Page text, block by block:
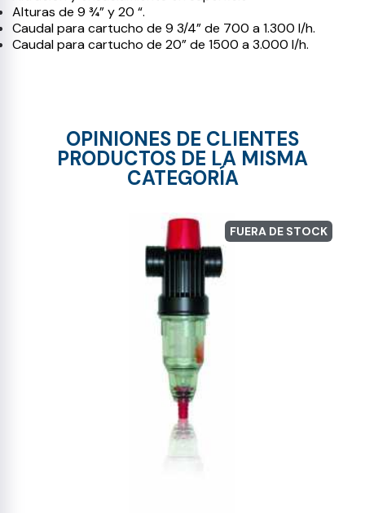
Alturas de 9 ¾” y 20 “.
Caudal para cartucho de 9 3/4” de 700 a 1.300 l/h.
Caudal para cartucho de 20” de 1500 a 3.000 l/h.
OPINIONES DE CLIENTES
PRODUCTOS DE LA MISMA
CATEGORÍA
FUERA DE STOCK